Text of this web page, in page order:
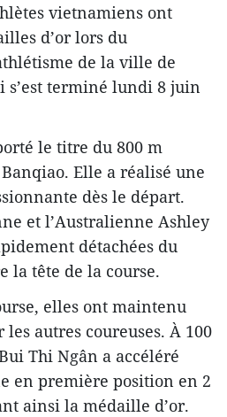
vietnamiens ont
d’or lors du
de la ville de
s’est terminé lundi 8 juin
le titre du 800 m
Elle a réalisé une
dès le départ.
et l’Australienne Ashley
détachées du
la tête de la course.
elles ont maintenu
autres coureuses. À 100
Thi Ngân a accéléré
en première position en 2
ainsi la médaille d’or.